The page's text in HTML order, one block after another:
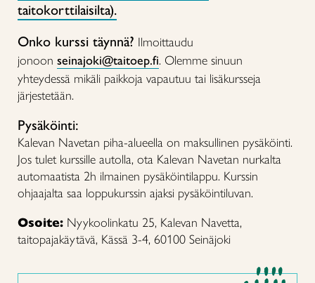
taitokorttilaisilta).
Onko kurssi täynnä? Ilmoittaudu
jonoon seinajoki@taitoep.fi. Olemme sinuun
yhteydessä mikäli paikkoja vapautuu tai lisäkursseja
järjestetään.
Pysäköinti:
Kalevan Navetan piha-alueella on maksullinen pysäköinti.
Jos tulet kurssille autolla, ota Kalevan Navetan nurkalta
automaatista 2h ilmainen pysäköintilappu. Kurssin
ohjaajalta saa loppukurssin ajaksi pysäköintiluvan.
Osoite: Nyykoolinkatu 25, Kalevan Navetta,
taitopajakäytävä, Kässä 3-4, 60100 Seinäjoki